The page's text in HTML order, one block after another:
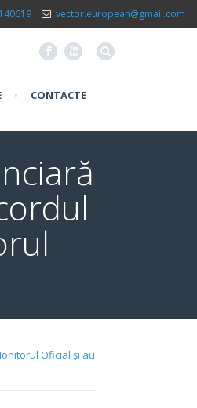
vector.european@gmail.com
F X
• CONTACTE
Oficial și au